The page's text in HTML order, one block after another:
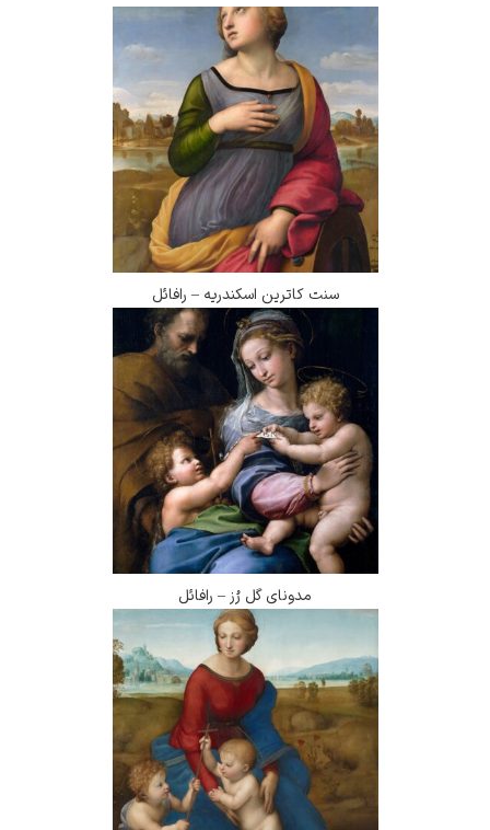
سنت کاترین اسکندریه – رافائل
مدونای گل رُز – رافائل